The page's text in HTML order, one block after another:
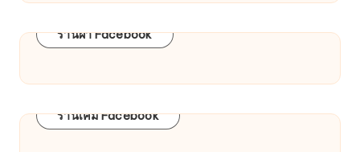
ร้านผ้า Facebook
ร้านเคมี Facebook